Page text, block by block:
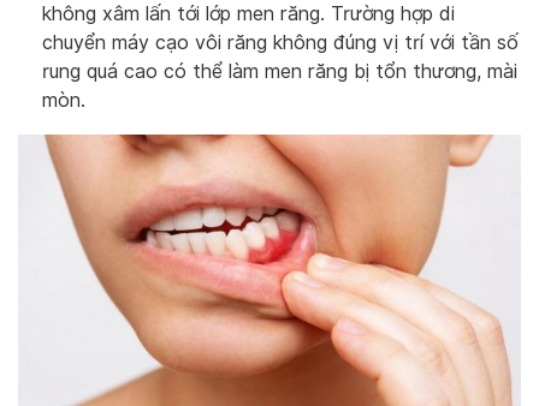
không xâm lấn tới lớp men răng. Trường hợp di
chuyển máy cạo vôi răng không đúng vị trí với tần số
rung quá cao có thể làm men răng bị tổn thương, mài
mòn.